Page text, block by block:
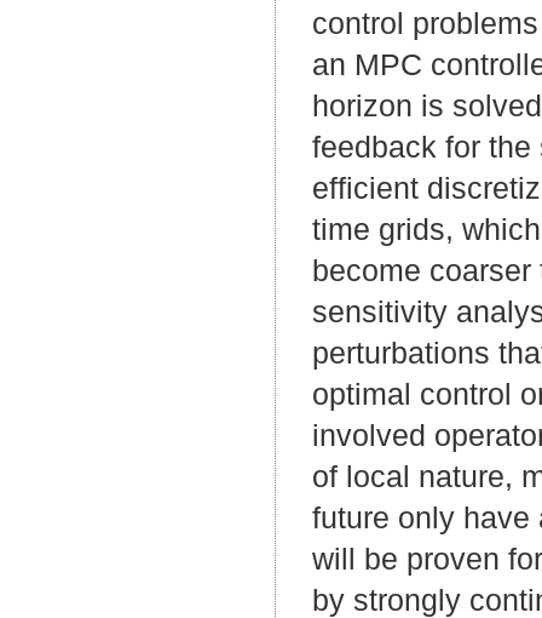
control
an MPC
horizon is
feedback for
efficient
time grids,
become
sensitivity
perturbations
optimal control
involved
of local nature,
future only have
will be proven
by strongly